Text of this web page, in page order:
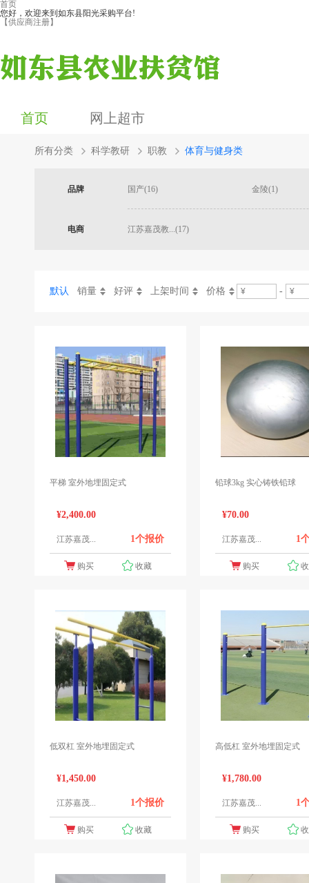
首页
您好，欢迎来到如东县阳光采购平台!
【供应商注册】
首页 网上超市
所有分类 科学教研 职教 体育与健身类
品牌 国产(16) 金陵(1)
电商 江苏嘉茂教...(17)
默认 销量 好评 上架时间 价格 -
平梯 室外地埋固定式
¥2,400.00
江苏嘉茂... 1个报价
购买 收藏
铅球3kg 实心铸铁铅球
¥70.00
江苏嘉茂... 1
购买
低双杠 室外地埋固定式
¥1,450.00
江苏嘉茂... 1个报价
购买 收藏
高低杠 室外地埋固定式
¥1,780.00
江苏嘉茂... 1
购买